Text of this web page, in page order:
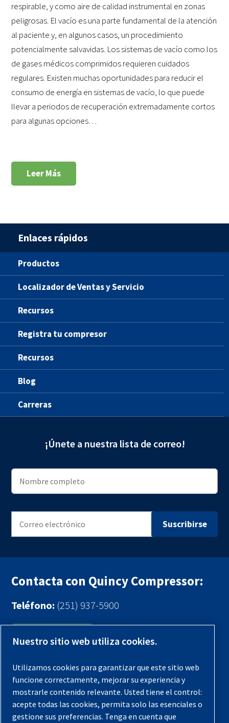
respirable, y como aire de calidad instrumental en zonas
peligrosas. El vacío es una parte fundamental de la atención
al paciente y, en algunos casos, un procedimiento
potencialmente salvavidas. Los sistemas de vacío como los
de gases médicos comprimidos requieren cuidados
regulares. Existen muchas oportunidades para reducir el
consumo de energía en sistemas de vacío, lo que puede
llevar a periodos de recuperación extremadamente cortos
para algunas opciones…
Leer Más
Enlaces rápidos
Productos
Localizador de Ventas y Servicio
Recursos
Registra tu compresor
Recursos
Blog
Carreras
¡Únete a nuestra lista de correo!
Contacta con Quincy Compressor:
Teléfono: (251) 937-5900
Contáctenos
Registra tu compresor
Aviso legal
Garantías
Política de privacidad
Nuestro sitio web utiliza cookies.
Utilizamos cookies para garantizar que este sitio web
funcione correctamente, mejorar su experiencia y
mostrarle contenido relevante. Usted tiene el control:
acepte todas las cookies, permita solo las esenciales o
gestione sus preferencias. Tenga en cuenta que